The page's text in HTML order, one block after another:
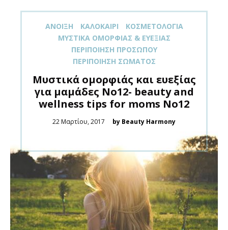
ΑΝΟΙΞΗ ΚΑΛΟΚΑΊΡΙ
ΚΟΣΜΕΤΟΛΟΓΊΑ
ΜΥΣΤΙΚΆ ΟΜΟΡΦΙΆΣ & ΕΥΕΞΊΑΣ
ΠΕΡΙΠΟΊΗΣΗ ΠΡΟΣΏΠΟΥ
ΠΕΡΙΠΟΊΗΣΗ ΣΏΜΑΤΟΣ
Μυστικά ομορφιάς και ευεξίας
για μαμάδες Νο12- beauty and
wellness tips for moms No12
Posted
22 Μαρτίου, 2017 by Beauty Harmony